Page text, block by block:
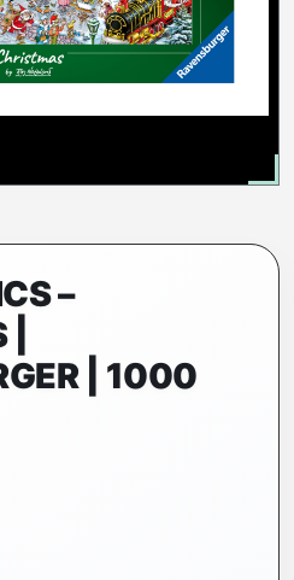
–
| 1000